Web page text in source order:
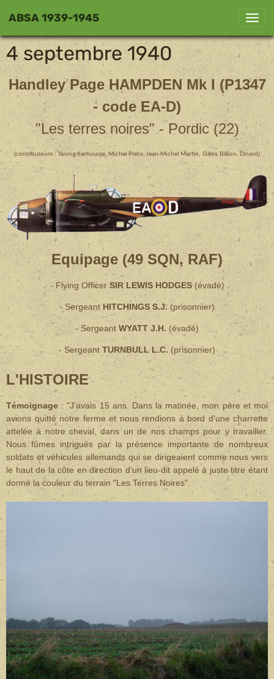
ABSA 1939-1945
4 septembre 1940
Handley PageHAMPDEN Mk I (P1347
- code EA-D)
"Les terres noires" - Pordic (22)
(contributeurs :Yannig Kerhousse, Michel Pieto, Jean-Michel Martin, Gilles Billion, Dinard)
Equipage (49 SQN, RAF)
- Flying OfficerSIR LEWIS HODGES(évadé)
- SergeantHITCHINGS S.J. (prisonnier)
- Sergeant WYATT J.H. (évadé)
- Sergeant TURNBULL L.C. (prisonnier)
L'HISTOIRE
Témoignage :"J’avais 15 ans. Dans la matinée, mon père et moi
avions quitté notre ferme et nous rendions à bord d’une charrette
attelée à notre cheval, dans un de nos champs pour y travailler.
Nous fûmes intrigués par la présence importante de nombreux
soldats et véhicules allemands qui se dirigeaient comme nous vers
le haut de la côte en direction d’un lieu-dit appelé à juste titre étant
donné la couleur du terrain "Les Terres Noires".